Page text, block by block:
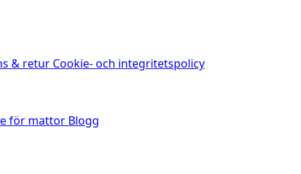
& retur Cookie- och integritetspolicy
för mattor Blogg